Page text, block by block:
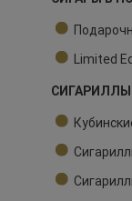
Limited
СИГАРИЛЛЫ